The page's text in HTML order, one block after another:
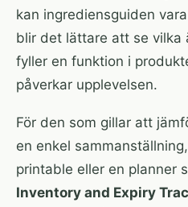
kan ingrediensguiden
blir det lättare att se vilka
fyller en funktion i
påverkar upplevelsen.
För den som gillar att
en enkel
printable eller en planner
Inventory and Expiry